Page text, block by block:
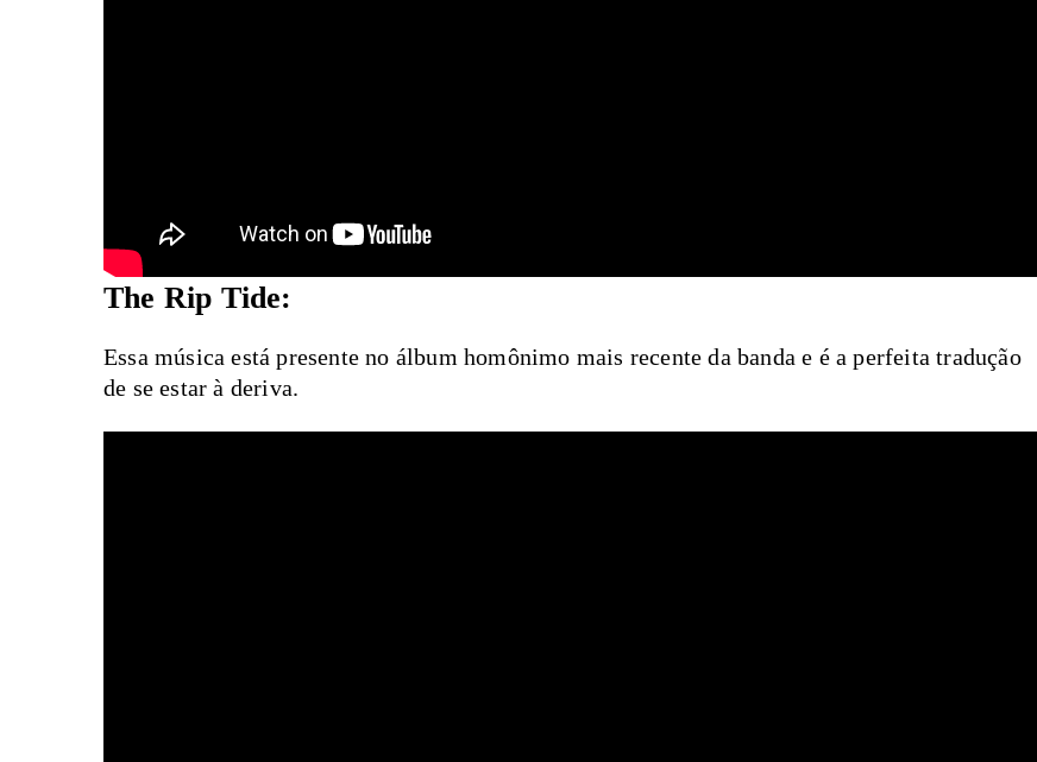
The Rip Tide:
Essa música está presente no álbum homônimo mais recente da banda e é a perfeita tradução
de se estar à deriva.